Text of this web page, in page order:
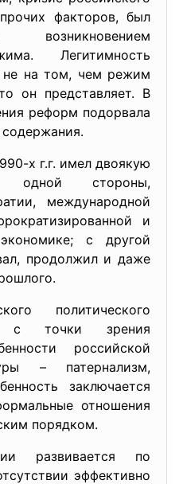
факторов, был
Легитимность
не на том, чем режим
он представляет. В
реформ подорвала
х г.г. имел двоякую
одной стороны,
международной
и
с другой
продолжил и даже
политического
с точки зрения
российской
– патернализм,
заключается
отношения
порядком.
развивается по
эффективно